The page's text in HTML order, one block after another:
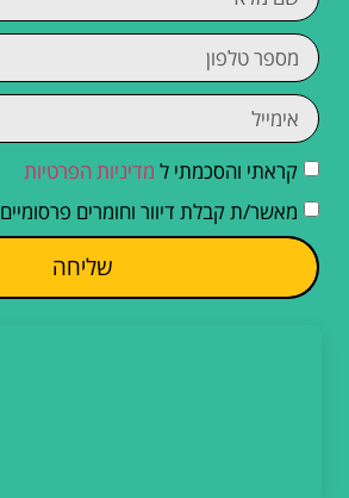
קראתי והסכמתי ל מדיניות הפרטיות
מאשר/ת קבלת דיוור וחומרים פרסומיים
שליחה